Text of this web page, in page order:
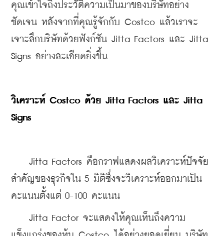
คุณเข้าใจถึงประวัติความเป็นมาของบริษัทอย่าง
ชัดเจน หลังจากที่คุณรู้จักกับ Costco แล้วเราจะ
เจาะลึกบริษัทด้วยฟังก์ชัน Jitta Factors และ Jitta
Signs อย่างละเอียดยิ่งขึ้น
วิเคราะห์ Costco ด้วย Jitta Factors และ Jitta
Signs
Jitta Factors คือกราฟแสดงผลวิเคราะห์ปัจจัย
สำคัญของธุรกิจใน 5 มิติซึ่งจะวิเคราะห์ออกมาเป็น
คะแนนตั้งแต่ 0-100 คะแนน
Jitta Factor จะแสดงให้คุณเห็นถึงความ